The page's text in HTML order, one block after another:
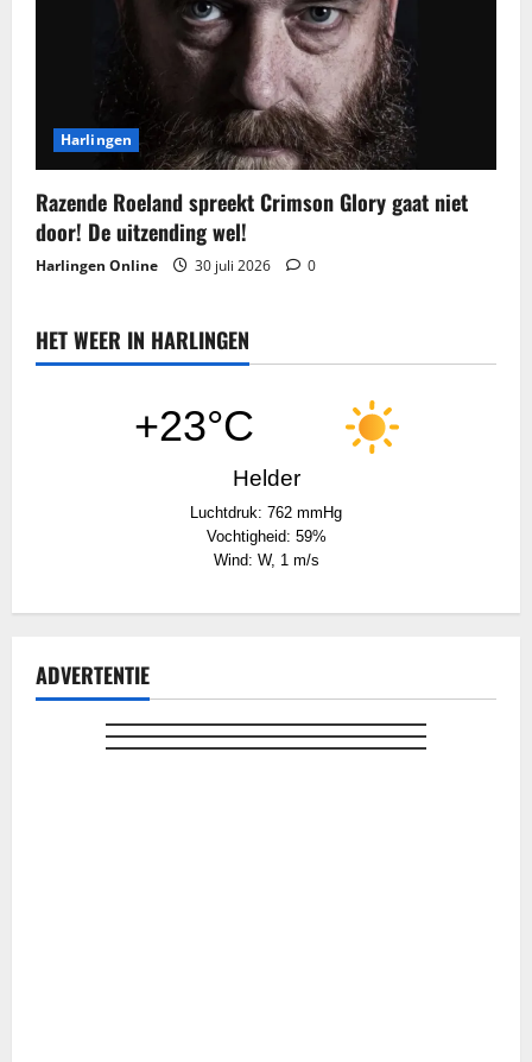
Harlingen
Razende Roeland spreekt Crimson Glory gaat niet
door! De uitzending wel!
Harlingen Online 30 juli 2026 0
HET WEER IN HARLINGEN
+23°C
Helder
Luchtdruk: 762 mmHg
Vochtigheid: 59%
Wind: W, 1 m/s
ADVERTENTIE